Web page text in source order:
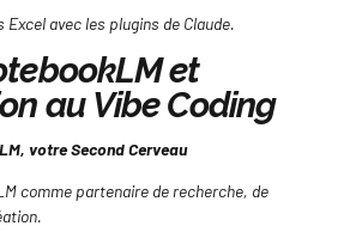
avec les plugins de Claude.
et
au Vibe Coding
votre Second Cerveau
comme partenaire de recherche, de